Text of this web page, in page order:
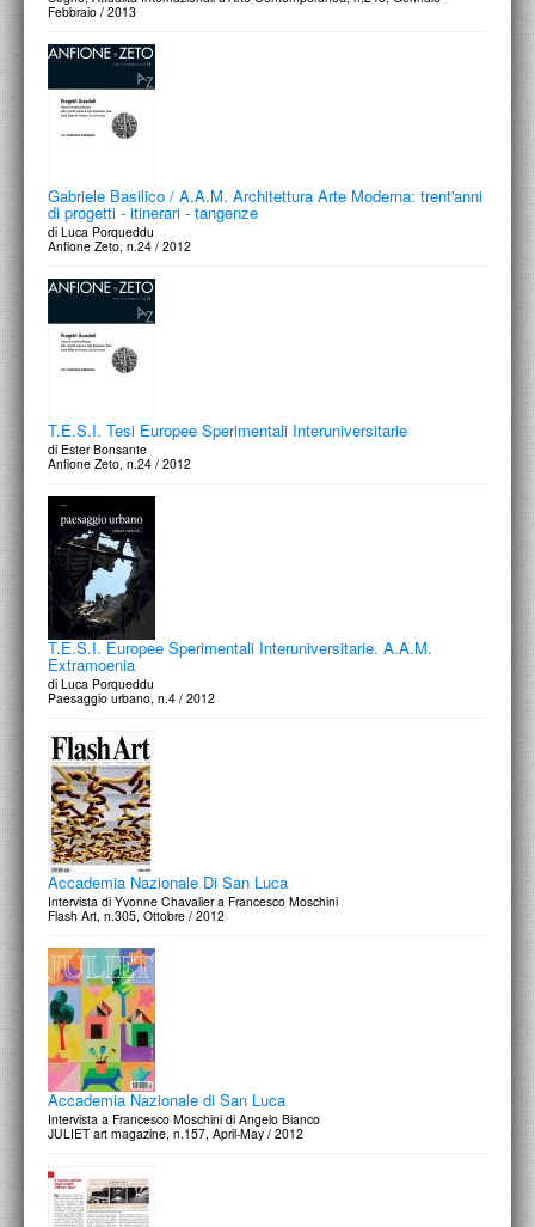
Febbraio / 2013
Gabriele Basilico / A.A.M. Architettura Arte Moderna: trent'anni
di progetti - itinerari - tangenze
di Luca Porqueddu
Anfione Zeto, n.24 / 2012
T.E.S.I. Tesi Europee Sperimentali Interuniversitarie
di Ester Bonsante
Anfione Zeto, n.24 / 2012
T.E.S.I. Europee Sperimentali Interuniversitarie. A.A.M.
Extramoenia
di Luca Porqueddu
Paesaggio urbano, n.4 / 2012
Accademia Nazionale Di San Luca
Intervista di Yvonne Chavalier a Francesco Moschini
Flash Art, n.305, Ottobre / 2012
Accademia Nazionale di San Luca
Intervista a Francesco Moschini di Angelo Bianco
JULIET art magazine, n.157, April-May / 2012